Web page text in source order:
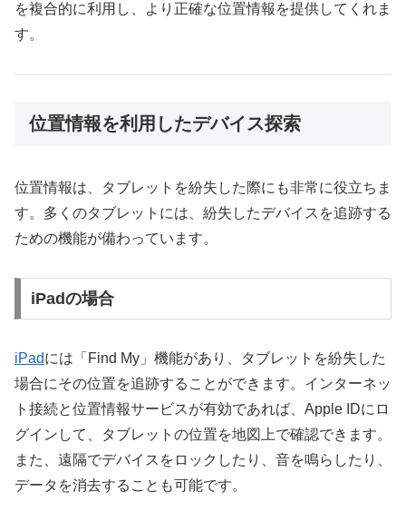
を複合的に利用し、より正確な位置情報を提供してくれま
す。
位置情報を利用したデバイス探索
位置情報は、タブレットを紛失した際にも非常に役立ちま
す。多くのタブレットには、紛失したデバイスを追跡する
ための機能が備わっています。
iPadの場合
iPadには「Find My」機能があり、タブレットを紛失した
場合にその位置を追跡することができます。インターネッ
ト接続と位置情報サービスが有効であれば、Apple IDにロ
グインして、タブレットの位置を地図上で確認できます。
また、遠隔でデバイスをロックしたり、音を鳴らしたり、
データを消去することも可能です。